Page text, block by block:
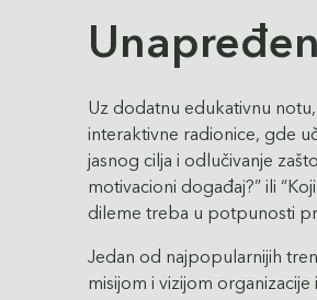
Uz dodatnu edukativnu
interaktivne radionice, gde
jasnog cilja i odlučivanje
motivacioni događaj?” ili
dileme treba u potpunosti
Jedan od najpopularnijih
misijom i vizijom